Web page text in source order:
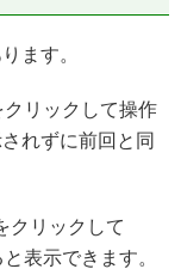
ます。
リックして操作
れずに前回と同
クリックして
表示できます。